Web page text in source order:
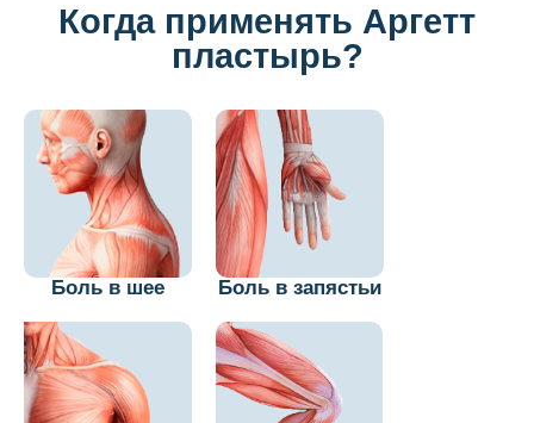
Когда применять Аргетт
пластырь?
Боль в шее Боль в запястьи